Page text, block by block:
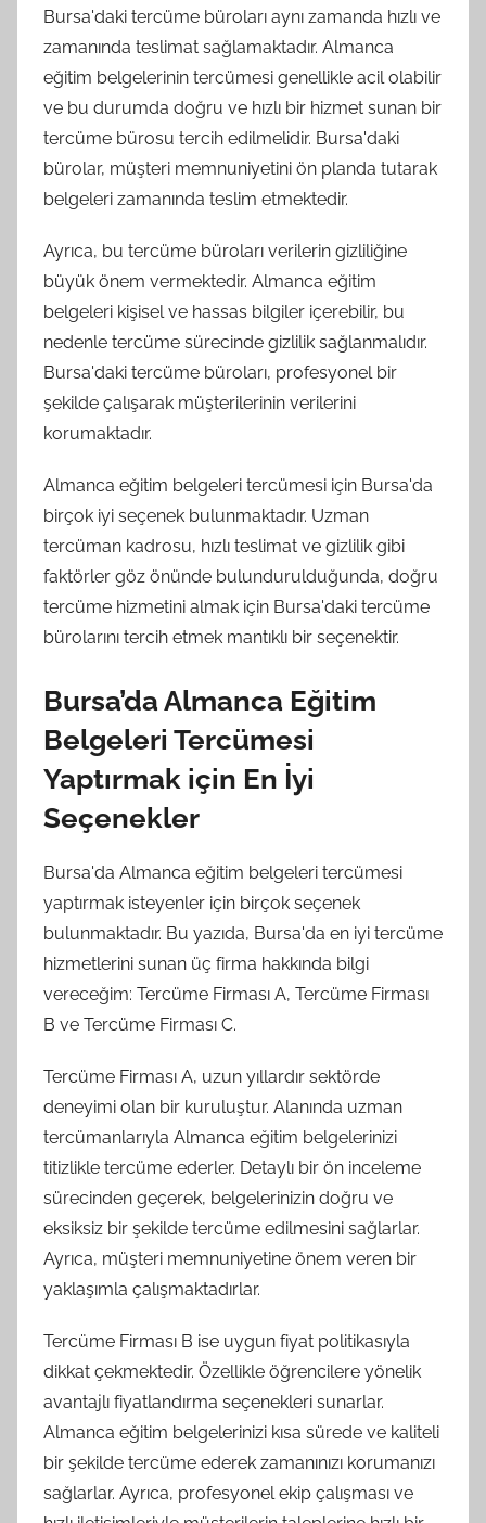
Bursa'daki tercüme büroları aynı zamanda hızlı ve
zamanında teslimat sağlamaktadır. Almanca
eğitim belgelerinin tercümesi genellikle acil olabilir
ve bu durumda doğru ve hızlı bir hizmet sunan bir
tercüme bürosu tercih edilmelidir. Bursa'daki
bürolar, müşteri memnuniyetini ön planda tutarak
belgeleri zamanında teslim etmektedir.
Ayrıca, bu tercüme büroları verilerin gizliliğine
büyük önem vermektedir. Almanca eğitim
belgeleri kişisel ve hassas bilgiler içerebilir, bu
nedenle tercüme sürecinde gizlilik sağlanmalıdır.
Bursa'daki tercüme büroları, profesyonel bir
şekilde çalışarak müşterilerinin verilerini
korumaktadır.
Almanca eğitim belgeleri tercümesi için Bursa'da
birçok iyi seçenek bulunmaktadır. Uzman
tercüman kadrosu, hızlı teslimat ve gizlilik gibi
faktörler göz önünde bulundurulduğunda, doğru
tercüme hizmetini almak için Bursa'daki tercüme
bürolarını tercih etmek mantıklı bir seçenektir.
Bursa’da Almanca Eğitim
Belgeleri Tercümesi
Yaptırmak için En İyi
Seçenekler
Bursa'da Almanca eğitim belgeleri tercümesi
yaptırmak isteyenler için birçok seçenek
bulunmaktadır. Bu yazıda, Bursa'da en iyi tercüme
hizmetlerini sunan üç firma hakkında bilgi
vereceğim: Tercüme Firması A, Tercüme Firması
B ve Tercüme Firması C.
Tercüme Firması A, uzun yıllardır sektörde
deneyimi olan bir kuruluştur. Alanında uzman
tercümanlarıyla Almanca eğitim belgelerinizi
titizlikle tercüme ederler. Detaylı bir ön inceleme
sürecinden geçerek, belgelerinizin doğru ve
eksiksiz bir şekilde tercüme edilmesini sağlarlar.
Ayrıca, müşteri memnuniyetine önem veren bir
yaklaşımla çalışmaktadırlar.
Tercüme Firması B ise uygun fiyat politikasıyla
dikkat çekmektedir. Özellikle öğrencilere yönelik
avantajlı fiyatlandırma seçenekleri sunarlar.
Almanca eğitim belgelerinizi kısa sürede ve kaliteli
bir şekilde tercüme ederek zamanınızı korumanızı
sağlarlar. Ayrıca, profesyonel ekip çalışması ve